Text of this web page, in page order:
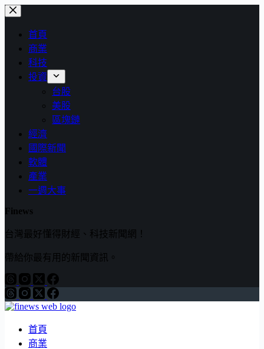
跳
首頁
商業
科技
投資
台股
美股
區塊鏈
經濟
國際新聞
軟體
產業
一週大事
Finews
台灣最好懂得財經、科技新聞網！
帶給你最有用的新聞資訊。
首頁
商業